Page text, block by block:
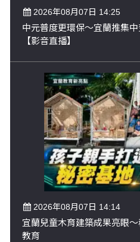
2026年08月07日 14:25
中元普度更環保～宜蘭推集
【影音直播】
2026年08月07日 14:14
宜蘭兒童木育建築成果亮眼
教育